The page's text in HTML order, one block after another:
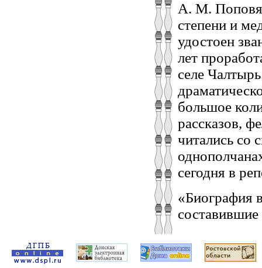
А. М.
степени и
удостоен
лет
селе
большое
рассказов,
читались со
сегодня в
«Биография